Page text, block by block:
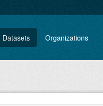
Datasets Organizations